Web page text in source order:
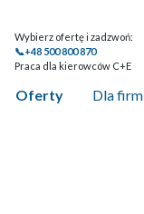
Wybierz ofertę i zadzwoń:
📞+48 500 800 870
Praca dla kierowców C+E
Oferty Dla firm